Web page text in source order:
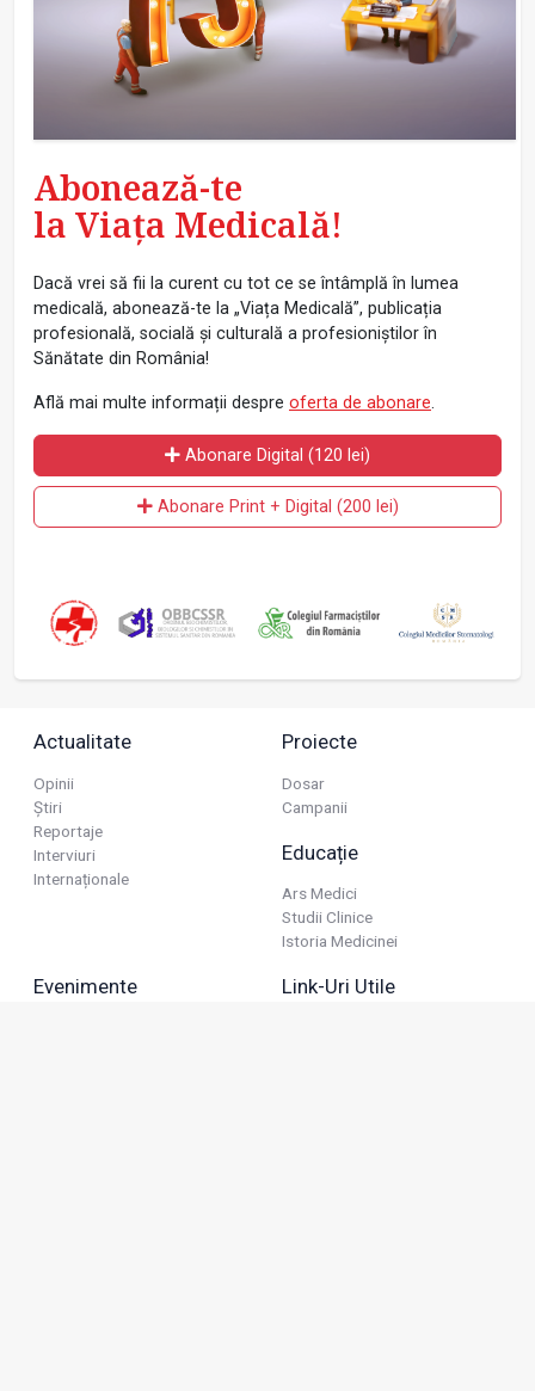
Abonează-te
la Viața Medicală!
Dacă vrei să fii la curent cu tot ce se întâmplă în lumea
medicală, abonează-te la „Viața Medicală”, publicația
profesională, socială și culturală a profesioniștilor în
Sănătate din România!
Află mai multe informații despre oferta de abonare.
Abonare Digital (120 lei)
Abonare Print + Digital (200 lei)
Actualitate
Opinii
Știri
Reportaje
Interviuri
Internaționale
Proiecte
Dosar
Campanii
Educație
Ars Medici
Studii Clinice
Istoria Medicinei
Evenimente Link-Uri Utile